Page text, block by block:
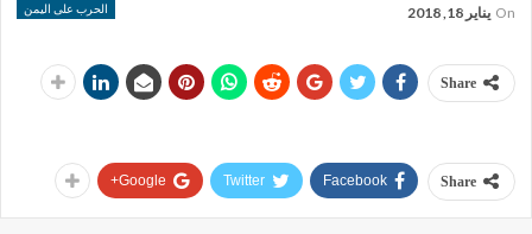
الحرب على اليمن On يناير 18, 2018
Share
Share
Facebook
Twitter
Google+